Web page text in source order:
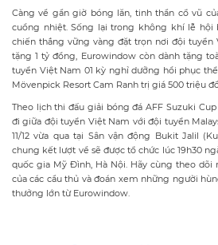
Càng về gần giờ bóng lăn, tinh thần cổ vũ
cuồng nhiệt. Sống lại trong không khí lễ
chiến thắng vững vàng đặt trọn nơi đội tuyển
tặng 1 tỷ đồng, Eurowindow còn dành tặng
tuyển Việt Nam 01 kỳ nghỉ dưỡng hồi phục
Mövenpick Resort Cam Ranh trị giá 500 triệu
Theo lịch thi đấu giải bóng đá AFF Suzuki
đi giữa đội tuyển Việt Nam với đội tuyển
11/12 vừa qua tại Sân vận động Bukit Jalil
chung kết lượt về sẽ được tổ chức lúc 19h30
quốc gia Mỹ Đình, Hà Nội. Hãy cùng theo dõi
của các cầu thủ và đoán xem những người
thưởng lớn từ Eurowindow.